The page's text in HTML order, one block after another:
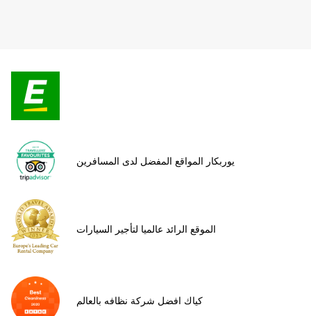
يوربكار المواقع المفضل لدى المسافرين
الموقع الرائد عالميا لتأجير السيارات
كياك افضل شركة نظافه بالعالم